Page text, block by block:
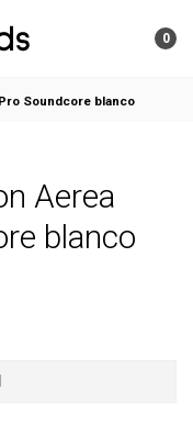
0
Soundcore blanco
Aerea
blanco